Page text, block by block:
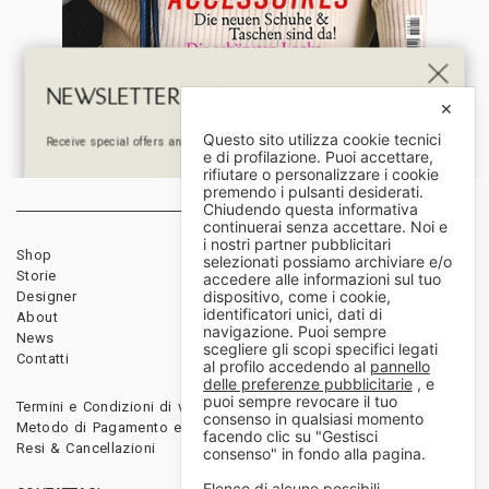
Shop
Storie
Designer
About
News
Contatti
Rivenditori
Download
Diventa rivenditore
Termini e Condizioni di vendita
Metodo di Pagamento e Spedizioni
Resi & Cancellazioni
✕
Questo sito utilizza cookie tecnici
e di profilazione. Puoi accettare,
rifiutare o personalizzare i cookie
premendo i pulsanti desiderati.
Chiudendo questa informativa
continuerai senza accettare. Noi e
i nostri partner pubblicitari
selezionati possiamo archiviare e/o
accedere alle informazioni sul tuo
dispositivo, come i cookie,
identificatori unici, dati di
navigazione. Puoi sempre
scegliere gli scopi specifici legati
al profilo accedendo al pannello
delle preferenze pubblicitarie, e
puoi sempre revocare il tuo
consenso in qualsiasi momento
facendo clic su "Gestisci
consenso" in fondo alla pagina.
NEWSLETTER
Receive special offers and first look at new products and events.
Acconsento al trattamento dei miei dati personali nel rispetto del Reg 2016/679 UE e dichiaro
di aver letto l’informativa sul trattamento dei dati personali*